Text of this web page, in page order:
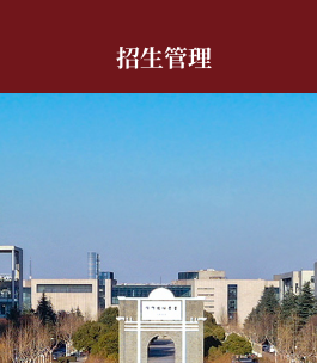
招生管理